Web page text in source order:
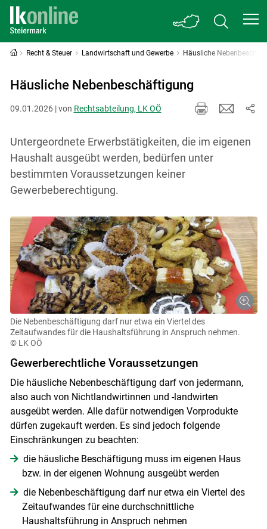
Recht & Steuer Landwirtschaft und Gewerbe Häusliche
Häusliche Nebenbeschäftigung
09.01.2026 | von Rechtsabteilung, LK OÖ
Untergeordnete Erwerbstätigkeiten, die im eigenen
Haushalt ausgeübt werden, bedürfen unter
bestimmten Voraussetzungen keiner
Gewerbeberechtigung.
Die Nebenbeschäftigung darf nur etwa ein Viertel des
Zeitaufwandes für die Haushaltsführung in Anspruch nehmen.
© LK OÖ
Gewerberechtliche Voraussetzungen
Die häusliche Nebenbeschäftigung darf von jedermann,
also auch von Nichtlandwirtinnen und -landwirten
ausgeübt werden. Alle dafür notwendigen Vorprodukte
dürfen zugekauft werden. Es sind jedoch folgende
Einschränkungen zu beachten:
die häusliche Beschäftigung muss im eigenen Haus
bzw. in der eigenen Wohnung ausgeübt werden
die Nebenbeschäftigung darf nur etwa ein Viertel des
Zeitaufwandes für eine durchschnittliche
Haushaltsführung in Anspruch nehmen